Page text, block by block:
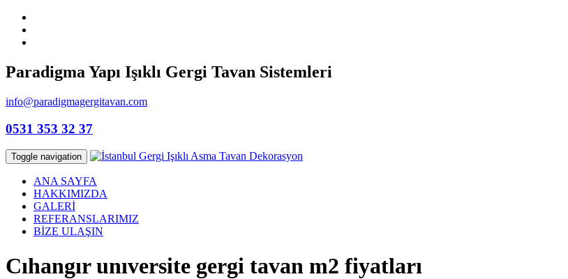
Paradigma Yapı Işıklı Gergi Tavan Sistemleri
info@paradigmagergitavan.com
0531 353 32 37
Toggle navigation
ANA SAYFA
HAKKIMIZDA
GALERİ
REFERANSLARIMIZ
BİZE ULAŞIN
Cıhangır unıversite gergi tavan m2 fiyatları